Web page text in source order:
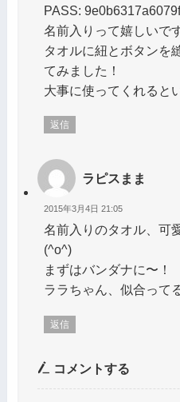
PASS:
名前入りって嬉しいで
タオルに紐とボタンを
てみました！
大事に使ってくれると
返信
ラピスまま
2015年3月4日 21:05
名前入りのタオル、可
(^o^)
まずはバンダナに〜！
ララちゃん、似合って
返信
コメントする